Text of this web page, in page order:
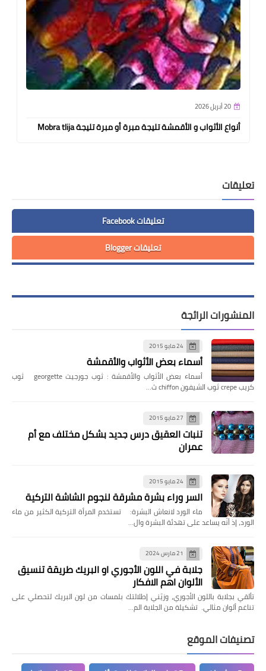
20 أبريل 2026
أنواع الأثواب و الأقمشة تليجة مبرة أو مبرة تليجة Mobra tlija
تعليقات
تعليقات Facebook
تعليقات Blogger
المنشورات الرائجة
24 مايو 2015
أسماء بعض الأثواب والأقمشة
أسماء بعض الأثواب والأقمشة : ثوب جورجيت georgette ثوب
كريب crepe ثوب الشيفون chiffon ث…
27 مايو 2015
تنبات العقيق درس جديد بشكل مختلف مع أم
عمران
24 مايو 2015
السر وراء بشرة مشرقة لنجوم الشاشة التركية
ماء الورد لانعاش البشرة: تستخدم المرأة التركية الكثير من ماء
الورد، إذ أنّه يساعد على تهدئة البشرة وال…
21 مارس 2024
جلابة في اللون الأجوري او البريك طريقة تنسيق
الألوان اهم الافكار
تألقي بجلابة باللون الأجوري، وزيّني إطلالتك بلمسات من لون البريك لتحصلي على
تناغم ألوان مثالي. تشكيلة من الجلابة الم…
تصنيفات الموقع